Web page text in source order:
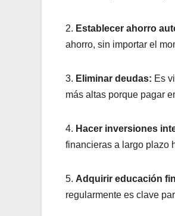
2. Establecer ahorro
ahorro, sin importar el
3. Eliminar deudas: Es
más altas porque pagar
4. Hacer inversiones
financieras a largo plazo
5. Adquirir educación
regularmente es clave